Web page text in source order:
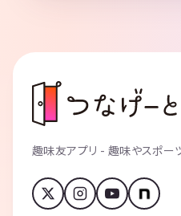
趣味友アプリ - 趣味やスポー